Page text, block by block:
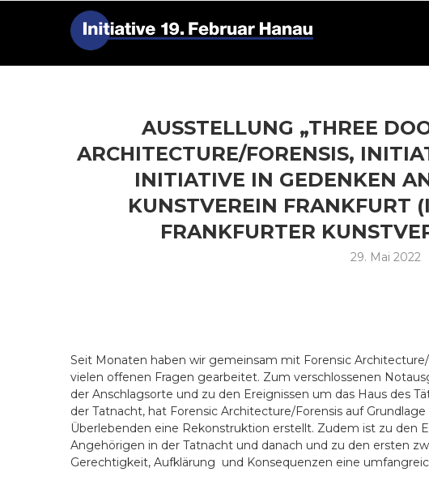
AUSSTELLUNG „THREE
ARCHITECTURE/FORENSIS,
INITIATIVE IN GEDENKEN
KUNSTVEREIN FRANKFURT
FRANKFURTER
29. Mai 2022
Seit Monaten haben wir gemeinsam mit Forensic
vielen offenen Fragen gearbeitet. Zum verschlossenen
der Anschlagsorte und zu den Ereignissen um das Haus des
der Tatnacht, hat Forensic Architecture/Forensis auf
Überlebenden eine Rekonstruktion erstellt. Zudem ist zu den
Angehörigen in der Tatnacht und danach und zu den ersten
Gerechtigkeit, Aufklärung und Konsequenzen eine